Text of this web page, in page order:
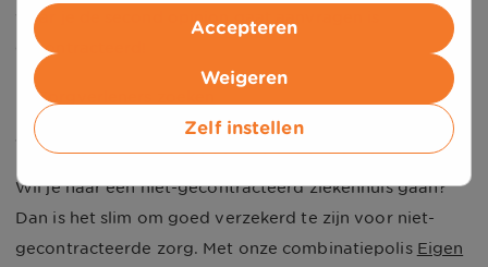
waar je de second opinion gaat aanvragen is
gecontracteerd!
Zorgverleners zoeken
Vergoeding niet-gecontracteerde zorg
Wil je naar een niet-gecontracteerd ziekenhuis gaan?
Dan is het slim om goed verzekerd te zijn voor niet-
gecontracteerde zorg. Met onze combinatiepolis Eigen
Accepteren
Weigeren
Zelf instellen